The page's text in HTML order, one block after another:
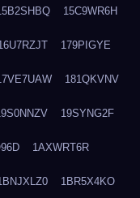
15C9WR6H
179PIGYE
181QKVNV
19SYNG2F
1AXWRT6R
1BR5X4KO